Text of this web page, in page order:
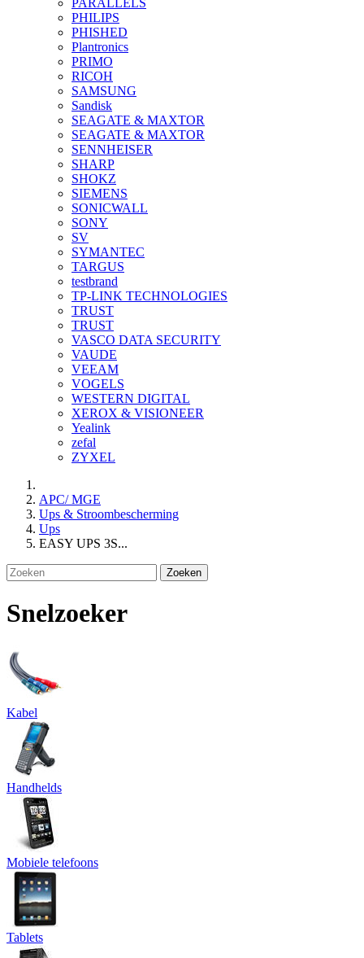
PHILIPS
PHISHED
Plantronics
PRIMO
RICOH
SAMSUNG
Sandisk
SEAGATE & MAXTOR
SEAGATE & MAXTOR
SENNHEISER
SHARP
SHOKZ
SIEMENS
SONICWALL
SONY
SV
SYMANTEC
TARGUS
testbrand
TP-LINK TECHNOLOGIES
TRUST
TRUST
VASCO DATA SECURITY
VAUDE
VEEAM
VOGELS
WESTERN DIGITAL
XEROX & VISIONEER
Yealink
zefal
ZYXEL
APC/ MGE
Ups & Stroombescherming
Ups
EASY UPS 3S...
Zoeken
Snelzoeker
Kabel
Handhelds
Mobiele telefoons
Tablets